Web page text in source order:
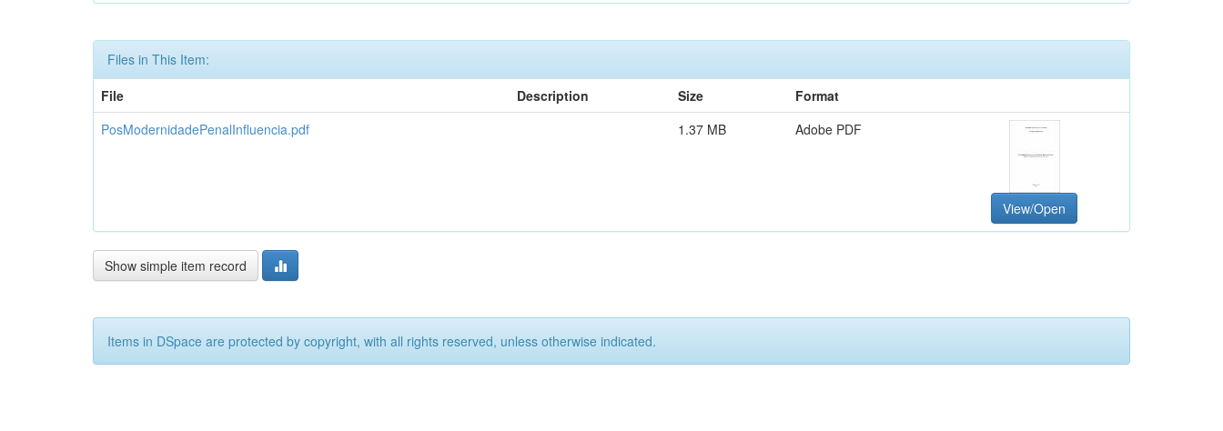
Files in This Item:
File
Description Size
Format
PosModernidadePenalInfluencia.pdf
1.37 MB Adobe PDF
View/Open
Show simple item record
Items in DSpace are protected by copyright, with all rights reserved, unless otherwise indicated.